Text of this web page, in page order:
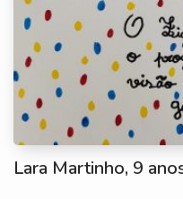
Lara Martinho, 9